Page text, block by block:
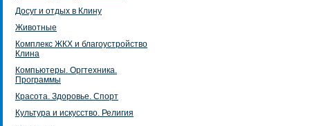
Досуг и отдых в Клину
Животные
Комплекс ЖКХ и благоустройство
Клина
Компьютеры. Оргтехника.
Программы
Красота. Здоровье. Спорт
Культура и искусство. Религия